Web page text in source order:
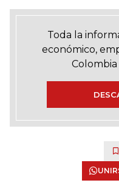
Toda la
económico,